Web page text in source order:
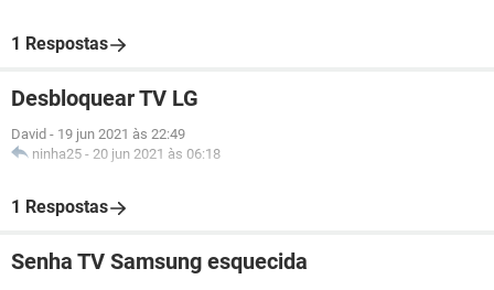
1 Respostas
Desbloquear TV LG
David - 19 jun 2021 às 22:49
ninha25 - 20 jun 2021 às 06:18
1 Respostas
Senha TV Samsung esquecida